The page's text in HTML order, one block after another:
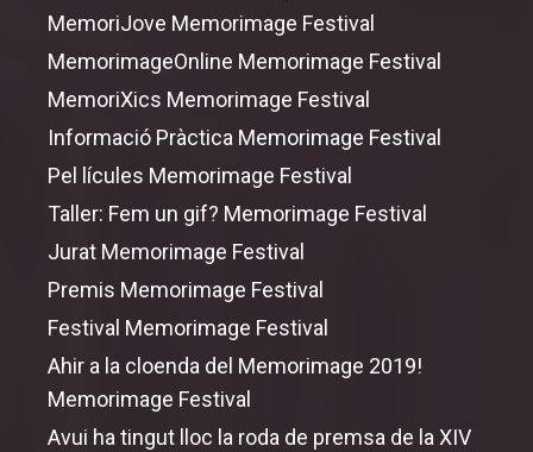
MemoriJove Memorimage Festival
MemorimageOnline Memorimage Festival
MemoriXics Memorimage Festival
Informació Pràctica Memorimage Festival
Pel lícules Memorimage Festival
Taller: Fem un gif? Memorimage Festival
Jurat Memorimage Festival
Premis Memorimage Festival
Festival Memorimage Festival
Ahir a la cloenda del Memorimage 2019!
Memorimage Festival
Avui ha tingut lloc la roda de premsa de la XIV